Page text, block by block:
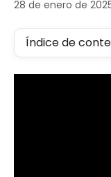
28 de enero de
Índice de